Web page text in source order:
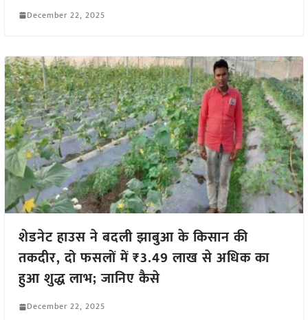
December 22, 2025
शेडनेट हाउस ने बदली झाबुआ के किसान की
तकदीर, दो फसलों में ₹3.49 लाख से अधिक का
हुआ शुद्ध लाभ; जानिए कैसे
December 22, 2025